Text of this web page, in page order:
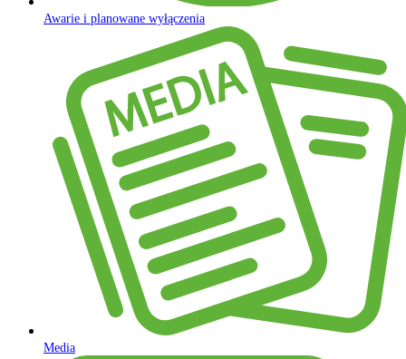
Awarie i planowane wyłączenia
Media